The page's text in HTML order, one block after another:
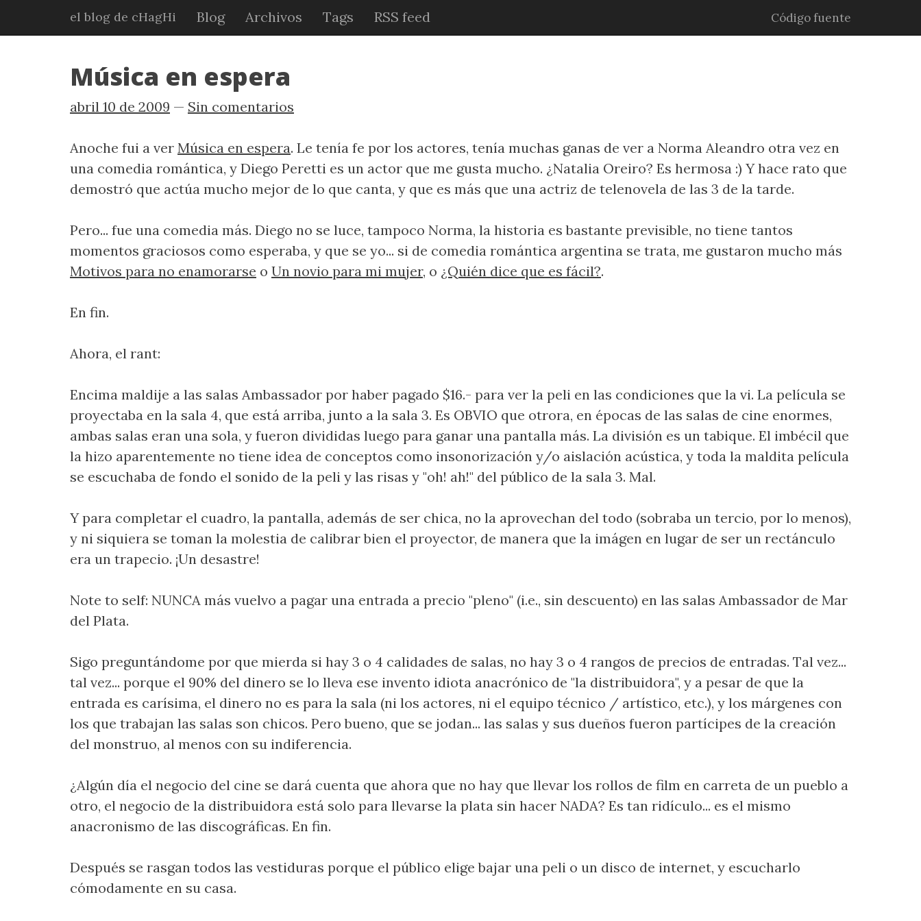
el blog de cHagHi Blog Archivos Tags RSS feed Código fuente
Música en espera
abril 10 de 2009 Sin comentarios
Anoche fui a ver Música en espera. Le tenía fe por los actores, tenía muchas ganas de ver a Norma Aleandro otra vez en
una comedia romántica, y Diego Peretti es un actor que me gusta mucho. ¿Natalia Oreiro? Es hermosa :) Y hace rato que
demostró que actúa mucho mejor de lo que canta, y que es más que una actriz de telenovela de las 3 de la tarde.
Pero... fue una comedia más. Diego no se luce, tampoco Norma, la historia es bastante previsible, no tiene tantos
momentos graciosos como esperaba, y que se yo... si de comedia romántica argentina se trata, me gustaron mucho más
Motivos para no enamorarse o Un novio para mi mujer, o ¿Quién dice que es fácil?.
En fin.
Ahora, el rant:
Encima maldije a las salas Ambassador por haber pagado $16.- para ver la peli en las condiciones que la vi. La película se
proyectaba en la sala 4, que está arriba, junto a la sala 3. Es OBVIO que otrora, en épocas de las salas de cine enormes,
ambas salas eran una sola, y fueron divididas luego para ganar una pantalla más. La división es un tabique. El imbécil que
la hizo aparentemente no tiene idea de conceptos como insonorización y/o aislación acústica, y toda la maldita película
se escuchaba de fondo el sonido de la peli y las risas y "oh! ah!" del público de la sala 3. Mal.
Y para completar el cuadro, la pantalla, además de ser chica, no la aprovechan del todo (sobraba un tercio, por lo menos),
y ni siquiera se toman la molestia de calibrar bien el proyector, de manera que la imágen en lugar de ser un rectánculo
era un trapecio. ¡Un desastre!
Note to self: NUNCA más vuelvo a pagar una entrada a precio "pleno" (i.e., sin descuento) en las salas Ambassador de Mar
del Plata.
Sigo preguntándome por que mierda si hay 3 o 4 calidades de salas, no hay 3 o 4 rangos de precios de entradas. Tal vez...
tal vez... porque el 90% del dinero se lo lleva ese invento idiota anacrónico de "la distribuidora", y a pesar de que la
entrada es carísima, el dinero no es para la sala (ni los actores, ni el equipo técnico / artístico, etc.), y los márgenes con
los que trabajan las salas son chicos. Pero bueno, que se jodan... las salas y sus dueños fueron partícipes de la creación
del monstruo, al menos con su indiferencia.
¿Algún día el negocio del cine se dará cuenta que ahora que no hay que llevar los rollos de film en carreta de un pueblo a
otro, el negocio de la distribuidora está solo para llevarse la plata sin hacer NADA? Es tan ridículo... es el mismo
anacronismo de las discográficas. En fin.
Después se rasgan todos las vestiduras porque el público elige bajar una peli o un disco de internet, y escucharlo
cómodamente en su casa.